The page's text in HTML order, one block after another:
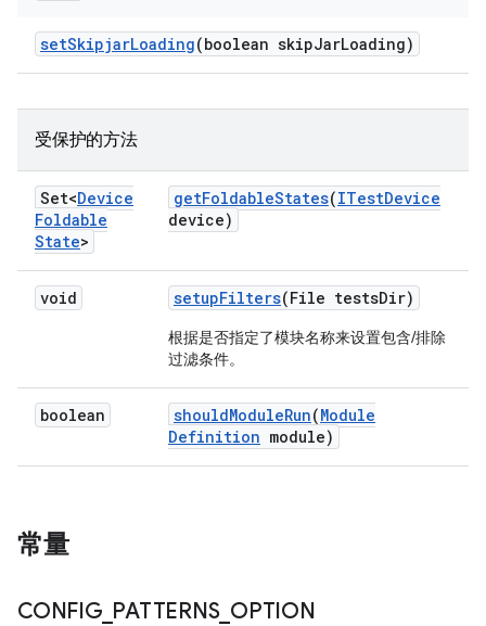
setSkipjarLoading(boolean skipJarLoading)
受保护的方法
Set<Device
Foldable
State>
getFoldableStates(ITestDevice
device)
void setupFilters(File testsDir)
根据是否指定了模块名称来设置包含/排除
过滤条件。
boolean shouldModuleRun(Module
Definition module)
常量
CONFIG_ PATTERNS_ OPTION